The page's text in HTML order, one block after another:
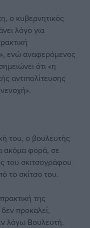
ο κυβερνητικός
λόγο για
ενώ αναφερόμενος
ότι «η
αντιπολίτευσης
του, ο βουλευτής
ακόμα φορά, σε
του σκιτσογράφου
το σκίτσο του.
της
προκαλεί,
λόγω Βουλευτή.